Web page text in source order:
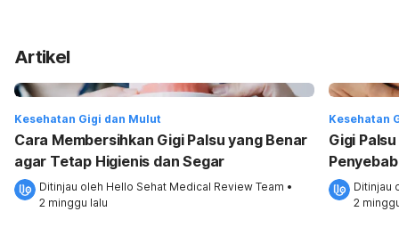
Artikel
Kesehatan Gigi dan Mulut
Cara Membersihkan Gigi Palsu yang Benar
agar Tetap Higienis dan Segar
Ditinjau oleh Hello Sehat Medical Review Team •
2 minggu lalu
Kesehatan
Gigi
Ditinjau
2